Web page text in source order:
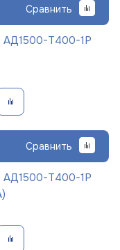
Сравнить
АД1500-Т400-1Р
Сравнить
АД1500-Т400-1Р